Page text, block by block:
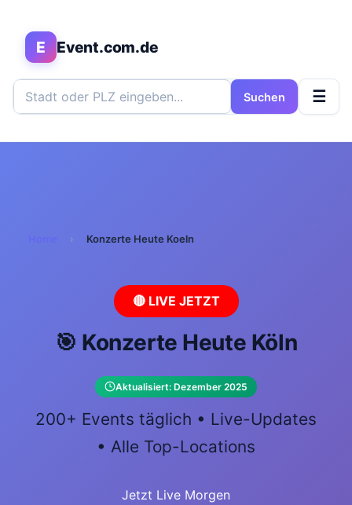
E Event.com.de
Suchen ☰
› Konzerte Heute Koeln
🔴 LIVE JETZT
🎯 Konzerte Heute Köln
Aktualisiert: Dezember 2025
200+ Events täglich • Live-Updates
• Alle Top-Locations
Jetzt Live Morgen